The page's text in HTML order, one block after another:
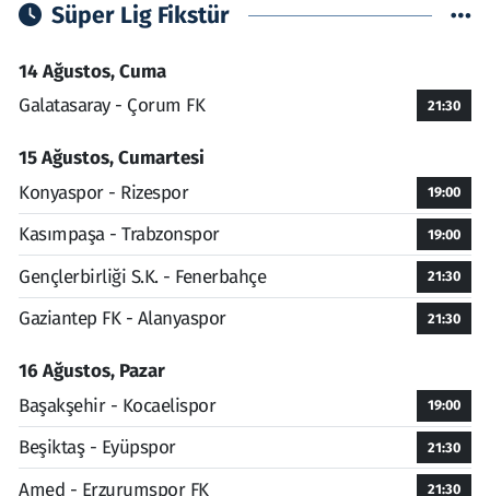
Süper Lig Fikstür
14 Ağustos, Cuma
Galatasaray - Çorum FK
21:30
15 Ağustos, Cumartesi
Konyaspor - Rizespor
19:00
Kasımpaşa - Trabzonspor 19:00
Gençlerbirliği S.K. - Fenerbahçe 21:30
Gaziantep FK - Alanyaspor 21:30
16 Ağustos, Pazar
Başakşehir - Kocaelispor
19:00
Beşiktaş - Eyüpspor 21:30
Amed - Erzurumspor FK 21:30